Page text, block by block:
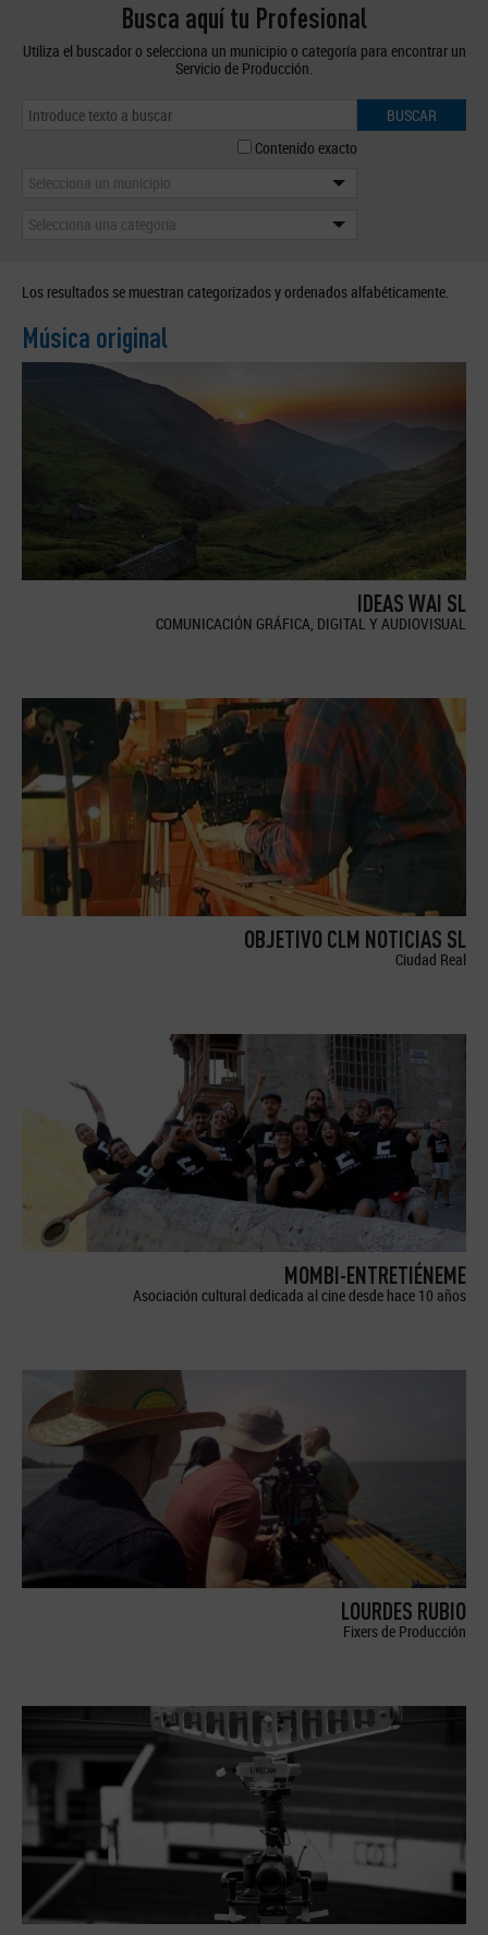
Busca aquí tu Profesional
Utiliza el buscador o selecciona un municipio o categoría para encontrar un
Servicio de Producción.
BUSCAR
Contenido exacto
Selecciona un municipio
Selecciona una categoría
Los resultados se muestran categorizados y ordenados alfabéticamente.
Música original
IDEAS WAI SL
COMUNICACIÓN GRÁFICA, DIGITAL Y AUDIOVISUAL
OBJETIVO CLM NOTICIAS SL
Ciudad Real
MOMBI-ENTRETIÉNEME
Asociación cultural dedicada al cine desde hace 10 años
LOURDES RUBIO
Fixers de Producción